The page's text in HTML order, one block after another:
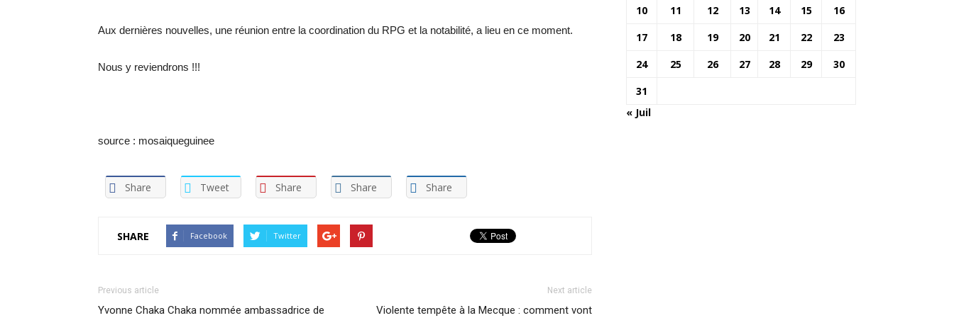
Aux dernières nouvelles, une réunion entre la coordination du RPG et la notabilité, a lieu en ce moment.
Nous y reviendrons !!!
source : mosaiqueguinee
Share Tweet Share Share Share
SHARE Facebook Twitter
Previous article
Yvonne Chaka Chaka nommée ambassadrice de
Next article
Violente tempête à la Mecque : comment vont
10
11 12 13 14 15
16
17
18 19 20 21 22
23
24
25 26 27 28 29
30
31
« Juil